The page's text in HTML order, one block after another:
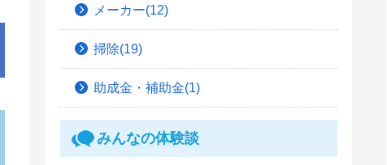
メーカー(12)
掃除(19)
助成金・補助金(1)
みんなの体験談